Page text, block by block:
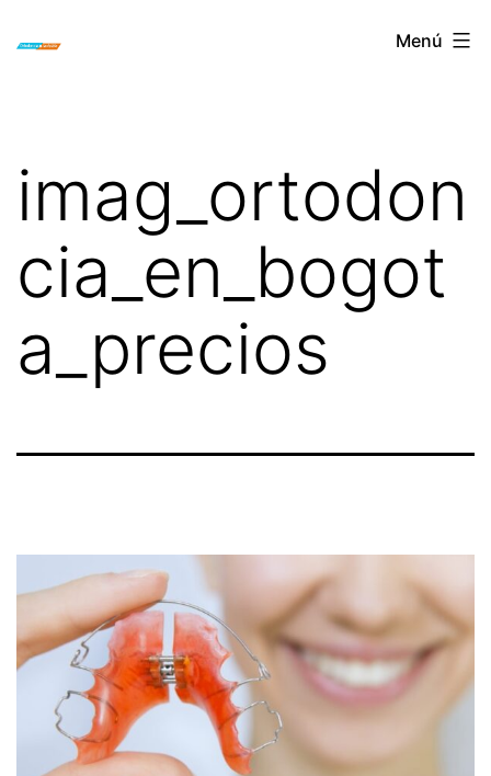
ORTODONCIA
Menú
imag_ortodon
cia_en_bogot
a_precios